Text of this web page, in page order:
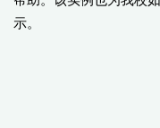
示。
（基础所